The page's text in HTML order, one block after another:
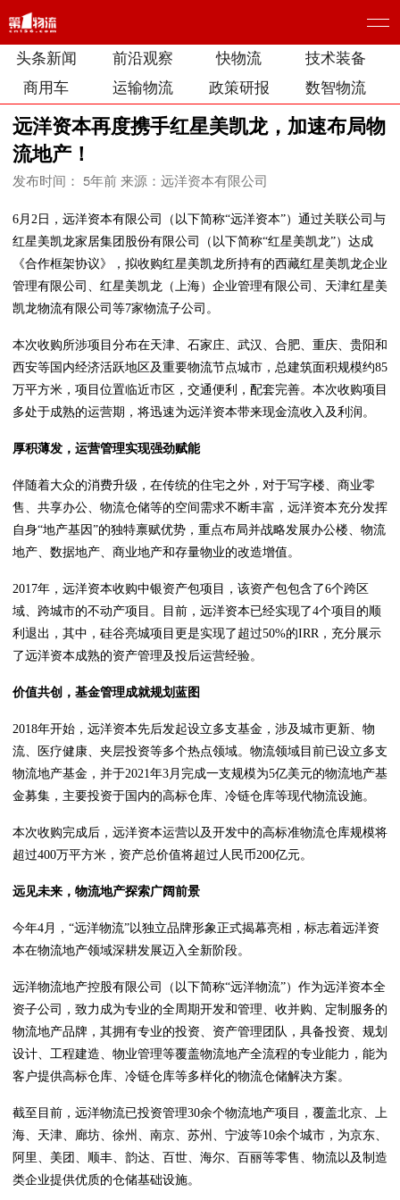
头条新闻 前沿观察 快物流
技术装备
商用车
运输物流 政策研报 数智物流
远洋资本再度携手红星美凯龙，加速布局物
流地产！
发布时间： 5年前来源：远洋资本有限公司
6月2日，远洋资本有限公司（以下简称“远洋资本”）通过关联公司与
红星美凯龙家居集团股份有限公司（以下简称“红星美凯龙”）达成
《合作框架协议》，拟收购红星美凯龙所持有的西藏红星美凯龙企业
管理有限公司、红星美凯龙（上海）企业管理有限公司、天津红星美
凯龙物流有限公司等7家物流子公司。
本次收购所涉项目分布在天津、石家庄、武汉、合肥、重庆、贵阳和
西安等国内经济活跃地区及重要物流节点城市，总建筑面积规模约85
万平方米，项目位置临近市区，交通便利，配套完善。本次收购项目
多处于成熟的运营期，将迅速为远洋资本带来现金流收入及利润。
厚积薄发，运营管理实现强劲赋能
伴随着大众的消费升级，在传统的住宅之外，对于写字楼、商业零
售、共享办公、物流仓储等的空间需求不断丰富，远洋资本充分发挥
自身“地产基因”的独特禀赋优势，重点布局并战略发展办公楼、物流
地产、数据地产、商业地产和存量物业的改造增值。
2017年，远洋资本收购中银资产包项目，该资产包包含了6个跨区
域、跨城市的不动产项目。目前，远洋资本已经实现了4个项目的顺
利退出，其中，硅谷亮城项目更是实现了超过50%的IRR，充分展示
了远洋资本成熟的资产管理及投后运营经验。
价值共创，基金管理成就规划蓝图
2018年开始，远洋资本先后发起设立多支基金，涉及城市更新、物
流、医疗健康、夹层投资等多个热点领域。物流领域目前已设立多支
物流地产基金，并于2021年3月完成一支规模为5亿美元的物流地产基
金募集，主要投资于国内的高标仓库、冷链仓库等现代物流设施。
本次收购完成后，远洋资本运营以及开发中的高标准物流仓库规模将
超过400万平方米，资产总价值将超过人民币200亿元。
远见未来，物流地产探索广阔前景
今年4月，“远洋物流”以独立品牌形象正式揭幕亮相，标志着远洋资
本在物流地产领域深耕发展迈入全新阶段。
远洋物流地产控股有限公司（以下简称“远洋物流”）作为远洋资本全
资子公司，致力成为专业的全周期开发和管理、收并购、定制服务的
物流地产品牌，其拥有专业的投资、资产管理团队，具备投资、规划
设计、工程建造、物业管理等覆盖物流地产全流程的专业能力，能为
客户提供高标仓库、冷链仓库等多样化的物流仓储解决方案。
截至目前，远洋物流已投资管理30余个物流地产项目，覆盖北京、上
海、天津、廊坊、徐州、南京、苏州、宁波等10余个城市，为京东、
阿里、美团、顺丰、韵达、百世、海尔、百丽等零售、物流以及制造
类企业提供优质的仓储基础设施。